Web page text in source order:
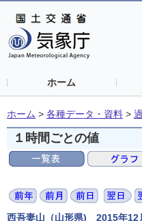
ホーム
ホーム > 各種データ・資料 >
１時間ごとの値
西吾妻山（山形県) 2015年12